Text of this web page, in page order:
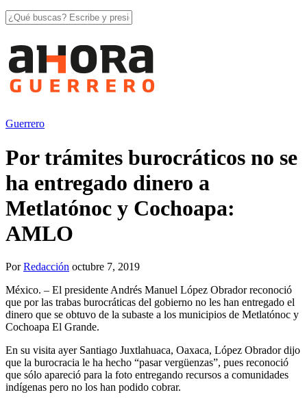
Guerrero
Por trámites burocráticos no se
ha entregado dinero a
Metlatónoc y Cochoapa:
AMLO
PorRedacción octubre 7, 2019
México. – El presidente Andrés Manuel López Obrador reconoció
que por las trabas burocráticas del gobierno no les han entregado el
dinero que se obtuvo de la subaste a los municipios de Metlatónoc y
Cochoapa El Grande.
En su visita ayer Santiago Juxtlahuaca, Oaxaca, López Obrador dijo
que la burocracia le ha hecho “pasar vergüenzas”, pues reconoció
que sólo apareció para la foto entregando recursos a comunidades
indígenas pero no los han podido cobrar.